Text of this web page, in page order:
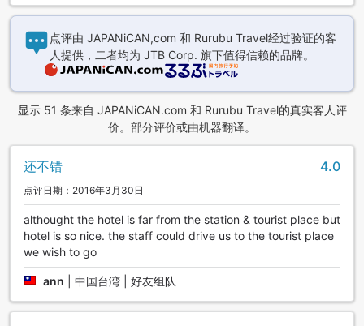
点评由 JAPANiCAN,com 和 Rurubu Travel经过验证的客
人提供，二者均为 JTB Corp. 旗下值得信赖的品牌。
显示 51 条来自 JAPANiCAN.com 和 Rurubu Travel的真实客人评
价。部分评价或由机器翻译。
还不错 4.0
点评日期：2016年3月30日
althought the hotel is far from the station & tourist place but
hotel is so nice. the staff could drive us to the tourist place
we wish to go
ann 中国台湾 | 好友组队